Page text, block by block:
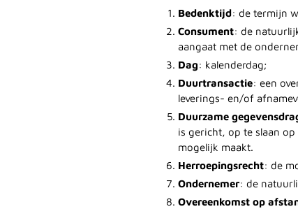
Bedenktijd: de termijn
Consument: de
aangaat met de
Dag: kalenderdag;
Duurtransactie: een
leverings- en/of
Duurzame
is gericht, op te slaan
mogelijk maakt.
Herroepingsrecht: de
Ondernemer: de
Overeenkomst op